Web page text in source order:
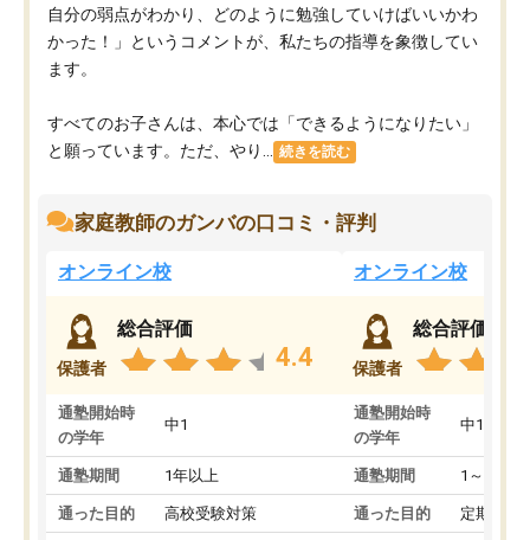
自分の弱点がわかり、どのように勉強していけばいいかわ
かった！」というコメントが、私たちの指導を象徴してい
ます。
すべてのお子さんは、本心では「できるようになりたい」
と願っています。ただ、やり...
続きを読む
家庭教師のガンバの口コミ・評判
オンライン校
保護者
総合評価
4.4
通塾開始時
の学年
中1
通塾期間 1年以上
通った目的 高校受験対策
オンライン校
保護者
総合評価
通塾開始時
の学年
中1
通塾期間 1～3ヵ月
通った目的 定期テス